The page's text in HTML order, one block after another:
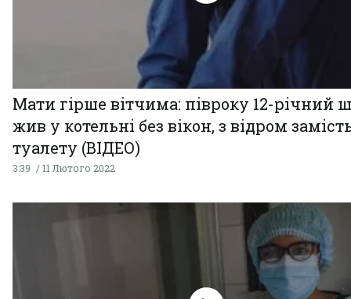
Мати гірше вітчима: півроку 12-річний
жив у котельні без вікон, з відром
туалету (ВІДЕО)
3:39 11 Лютого 2022